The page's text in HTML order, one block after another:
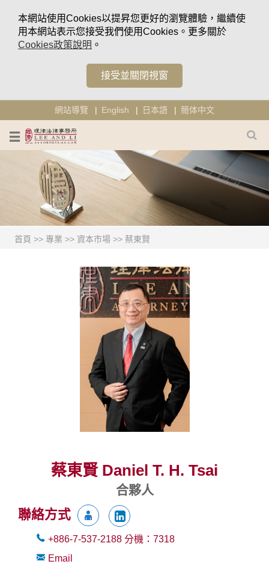
本網站使用Cookies以提昇您更好的瀏覽體驗，繼續使
用本網站表示您接受我們使用Cookies。更多關於
Cookies政策說明 。
接受並關閉視窗
網站導覽 English 日本語 簡体中文
首頁 >> 專業 >> 資本市場 >> 蔡東賢
蔡東賢 Daniel T. H. Tsai
合夥人
聯絡方式
+886-7-537-2188 分機： 7318
Email